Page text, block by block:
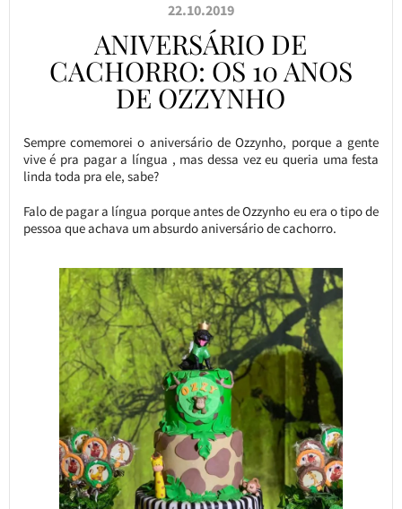
22.10.2019
ANIVERSÁRIO DE
CACHORRO: OS 10 ANOS
DE OZZYNHO
Sempre comemorei o aniversário de Ozzynho, porque a gente
vive é pra pagar a língua , mas dessa vez eu queria uma festa
linda toda pra ele, sabe?
Falo de pagar a língua porque antes de Ozzynho eu era o tipo de
pessoa que achava um absurdo aniversário de cachorro.